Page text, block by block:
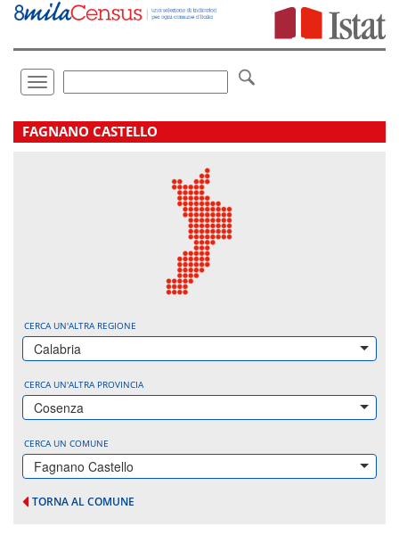
Vai
direttamente
Toggle
navigation
.
FAGNANO CASTELLO
CERCA UN'ALTRA REGIONE
Calabria
CERCA UN'ALTRA PROVINCIA
Cosenza
CERCA UN COMUNE
Fagnano Castello
TORNA AL COMUNE